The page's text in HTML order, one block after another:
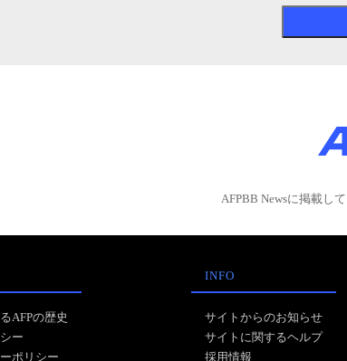
AFPBB Newsに掲載し
AFPの歴史
ー
ポリシー
INFO
サイトからのお知らせ
サイトに関するヘルプ
採用情報